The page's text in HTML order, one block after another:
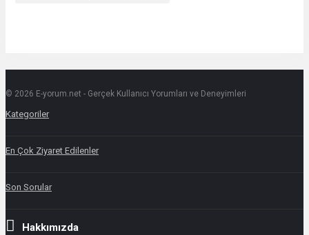
Footer
Hakkında
© 2026 E-yorum.net - Gerçek Kullanıcı Yorumları ve Deneyimleri
Kategoriler
En Çok Ziyaret Edilenler
Son Sorular
Hakkımızda